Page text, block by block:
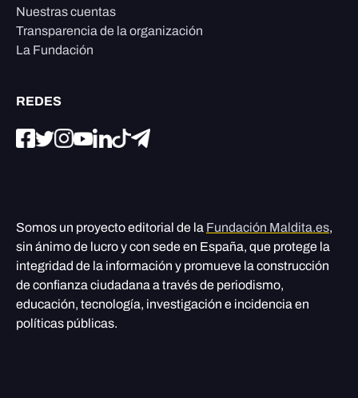
Nuestras cuentas
Transparencia de la organización
La Fundación
REDES
Somos un proyecto editorial de la Fundación Maldita.es,
sin ánimo de lucro y con sede en España, que protege la
integridad de la información y promueve la construcción
de confianza ciudadana a través de periodismo,
educación, tecnología, investigación e incidencia en
políticas públicas.